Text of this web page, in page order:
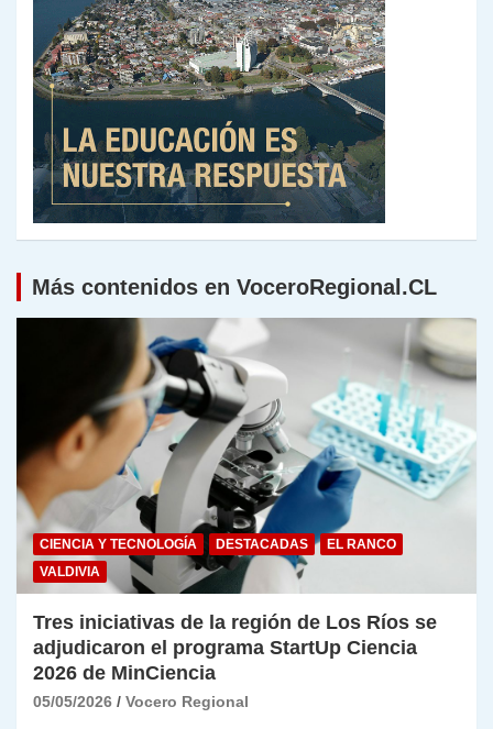
Más contenidos en VoceroRegional.CL
CIENCIA Y TECNOLOGÍA DESTACADAS
EL RANCO
VALDIVIA
Tres iniciativas de la región de Los Ríos se
adjudicaron el programa StartUp Ciencia
2026 de MinCiencia
05/05/2026 Vocero Regional